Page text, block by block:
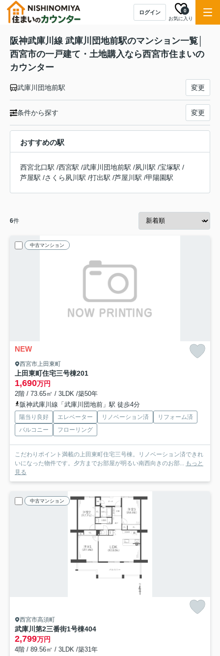
ログイン
お気に入り
0
阪神武庫川線 武庫川団地前駅のマンション一覧│
西宮市の一戸建て・土地購入なら西宮市住まいの
カウンター
武庫川団地前駅 変更
条件から探す 変更
おすすめの駅
西宮北口駅 /西宮駅 /武庫川団地前駅 /夙川駅 /宝塚駅 /
芦屋駅 /さくら夙川駅 /打出駅 /芦屋川駅 /甲陽園駅
6件
中古マンション
NEW
西宮市上田東町
上田東町住宅三号棟201
1,690万円
2階 / 73.65㎡ / 3LDK /築50年
阪神武庫川線「武庫川団地前」駅 徒歩4分
陽当り良好 エレベーター リノベーション済
リフォーム済
バルコニー
フローリング
こだわりポイント満載の上田東町住宅三号棟。リノベーション済できれ
いになった物件です。夕方までお部屋が明るい南西向きのお部... もっと
見る
中古マンション
西宮市高須町
武庫川第2三番街1号棟404
2,799万円
4階 / 89.56㎡ / 3LDK /築31年